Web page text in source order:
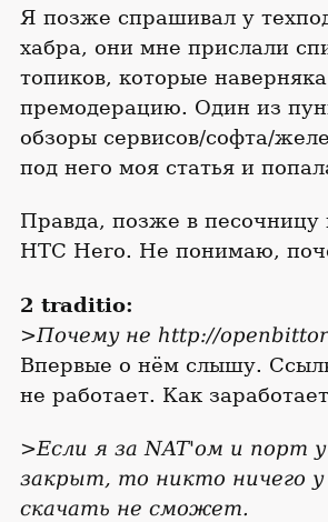
Я позже спрашивал у
хабра, они мне прислали
топиков, которые
премодерацию. Один из
обзоры сервисов/софта/
под него моя статья и
Правда, позже в песочницу
HTC Hero. Не понимаю,
2 traditio:
>Почему не http://
Впервые о нём слышу.
не работает. Как
>Если я за NAT'ом и порт
закрыт, то никто ничего
скачать не сможет.